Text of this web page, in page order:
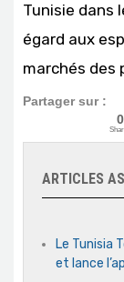
Tunisie dans
égard aux
marchés des
Partager sur :
0
ARTICLES
Le Tunisia
et lance